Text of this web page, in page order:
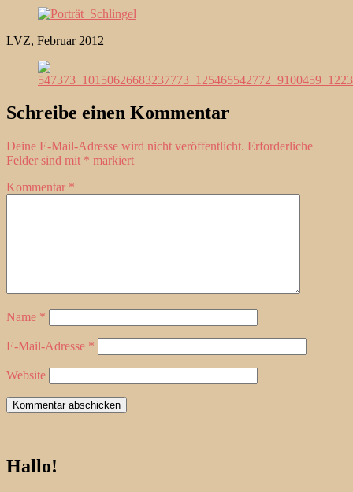
LVZ, Februar 2012
Schreibe einen Kommentar
Deine E-Mail-Adresse wird nicht veröffentlicht. Erforderliche
Felder sind mit * markiert
Kommentar *
Name *
E-Mail-Adresse *
Website
Hallo!